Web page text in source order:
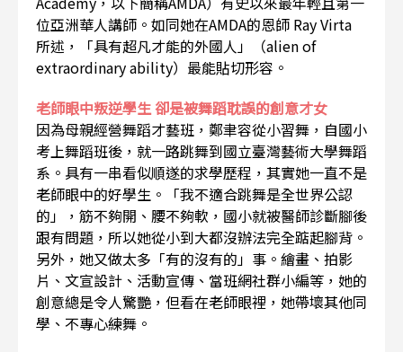
位亞洲華人講師。如同她在AMDA的恩師 Ray Virta
所述，「具有超凡才能的外國人」（alien of
extraordinary ability）最能貼切形容。
老師眼中叛逆學生 卻是被舞蹈耽誤的創意才女
因為母親經營舞蹈才藝班，鄭聿容從小習舞，自國小
考上舞蹈班後，就一路跳舞到國立臺灣藝術大學舞蹈
系。具有一串看似順遂的求學歷程，其實她一直不是
老師眼中的好學生。「我不適合跳舞是全世界公認
的」，筋不夠開、腰不夠軟，國小就被醫師診斷腳後
跟有問題，所以她從小到大都沒辦法完全踮起腳背。
另外，她又做太多「有的沒有的」事。繪畫、拍影
片、文宣設計、活動宣傳、當班網社群小編等，她的
創意總是令人驚艷，但看在老師眼裡，她帶壞其他同
學、不專心練舞。